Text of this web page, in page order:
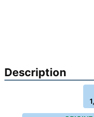
Description